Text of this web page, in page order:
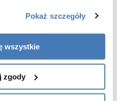
Pokaż szczegóły
wszystkie
zgody
charakteryzują się nowoczesnym i
design sprawia, że łazienka
Dzięki zastosowaniu wysokiej